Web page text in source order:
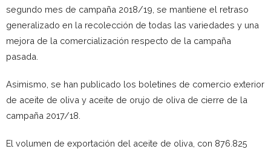
segundo mes de campaña 2018/19, se mantiene el retraso
generalizado en la recolección de todas las variedades y una
mejora de la comercialización respecto de la campaña
pasada.
Asimismo, se han publicado los boletines de comercio exterior
de aceite de oliva y aceite de orujo de oliva de cierre de la
campaña 2017/18.
El volumen de exportación del aceite de oliva, con 876.825